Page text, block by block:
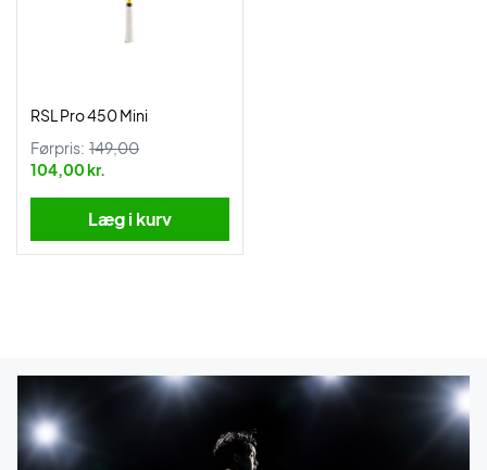
RSL Pro 450 Mini
Førpris: 149,00
104,00 kr.
Læg i kurv